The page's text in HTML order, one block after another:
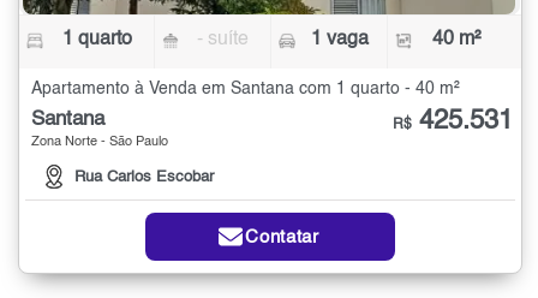
1 quarto - suíte 1 vaga 40 m²
Apartamento à Venda em Santana com 1 quarto - 40 m²
Santana
Zona Norte - São Paulo
Rua Carlos Escobar
R$ 425.531
Contatar